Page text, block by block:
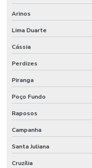
Serviço Completo De
Serviço De Conservação
Serviço De
Serviço De Jardinagem E
Serviço De Limpeza De
Serviço De Limpeza
Serviço De Manutenção
Serviço De Manutenção
Arinos
Lima Duarte
Cássia
Perdizes
Piranga
Poço Fundo
Raposos
Campanha
Santa Juliana
Cruzília